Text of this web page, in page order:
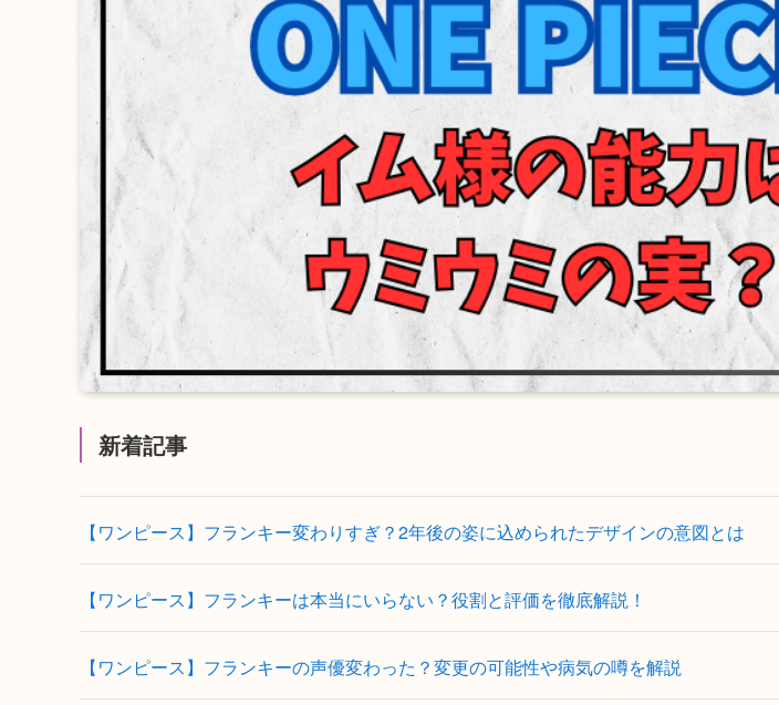
新着記事
【ワンピース】フランキー変わりすぎ？2年後の姿に込められたデザインの意図とは
【ワンピース】フランキーは本当にいらない？役割と評価を徹底解説！
【ワンピース】フランキーの声優変わった？変更の可能性や病気の噂を解説